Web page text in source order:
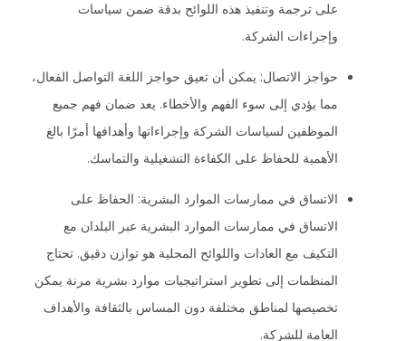
على ترجمة وتنفيذ هذه اللوائح بدقة ضمن سياسات
وإجراءات الشركة.
حواجز الاتصال: يمكن أن تعيق حواجز اللغة التواصل الفعال،
مما يؤدي إلى سوء الفهم والأخطاء. يعد ضمان فهم جميع
الموظفين لسياسات الشركة وإجراءاتها وأهدافها أمرًا بالغ
الأهمية للحفاظ على الكفاءة التشغيلية والتماسك.
الاتساق في ممارسات الموارد البشرية: الحفاظ على
الاتساق في ممارسات الموارد البشرية عبر البلدان مع
التكيف مع العادات واللوائح المحلية هو توازن دقيق. تحتاج
المنظمات إلى تطوير استراتيجيات موارد بشرية مرنة يمكن
تخصيصها لمناطق مختلفة دون المساس بالثقافة والأهداف
العامة للشركة.